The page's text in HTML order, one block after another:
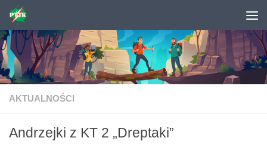
Skip to content
AKTUALNOŚCI
Andrzejki z KT 2 „Dreptaki”